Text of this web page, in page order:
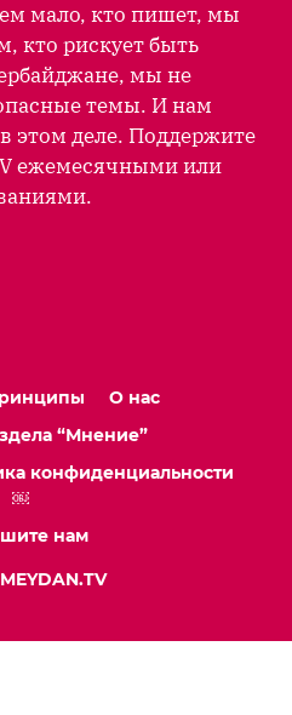
мало, кто пишет, мы
кто рискует быть
мы не
темы. И нам
этом деле. Поддержите
ежемесячными или
О нас
“Мнение”
конфиденциальности
￼
нам